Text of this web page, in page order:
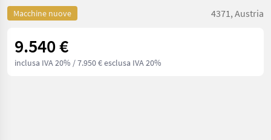
Macchine nuove 4371, Austria
9.540 €
inclusa IVA 20% / 7.950 € esclusa IVA 20%